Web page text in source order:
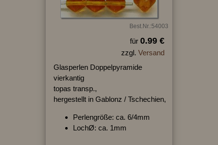
Best.Nr.:54003
für 0.99 €
zzgl. Versand
Glasperlen Doppelpyramide
vierkantig
topas transp.,
hergestellt in Gablonz / Tschechien,
Perlengröße: ca. 6/4mm
LochØ: ca. 1mm